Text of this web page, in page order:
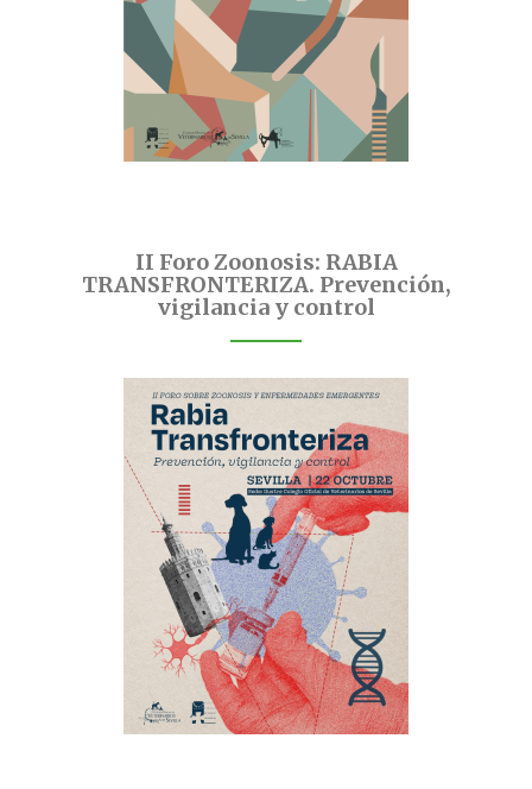
II Foro Zoonosis: RABIA
TRANSFRONTERIZA. Prevención,
vigilancia y control